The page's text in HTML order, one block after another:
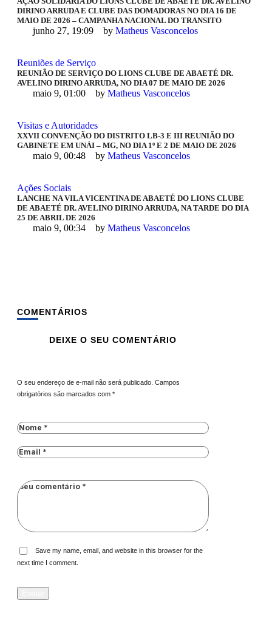
DIRINO ARRUDA E CLUBE DAS DOMADORAS NO DIA 16 DE
MAIO DE 2026 – CAMPANHA NACIONAL DO TRANSITO
junho 27, 19:09 by Matheus Vasconcelos
Reuniões de Serviço
REUNIÃO DE SERVIÇO DO LIONS CLUBE DE ABAETÉ DR.
AVELINO DIRINO ARRUDA, NO DIA 07 DE MAIO DE 2026
maio 9, 01:00 by Matheus Vasconcelos
Visitas e Autoridades
XXVII CONVENÇÃO DO DISTRITO LB-3 E III REUNIÃO DO
GABINETE EM UNÁI – MG, NO DIA 1º E 2 DE MAIO DE 2026
maio 9, 00:48 by Matheus Vasconcelos
Ações Sociais
LANCHE NA VILA VICENTINA DE ABAETÉ DO LIONS CLUBE
DE ABAETÉ DR. AVELINO DIRINO ARRUDA, NA TARDE DO DIA
25 DE ABRIL DE 2026
maio 9, 00:34 by Matheus Vasconcelos
COMENTÁRIOS
DEIXE O SEU COMENTÁRIO
O seu endereço de e-mail não será publicado. Campos
obrigatórios são marcados com *
Save my name, email, and website in this browser for the
next time I comment.